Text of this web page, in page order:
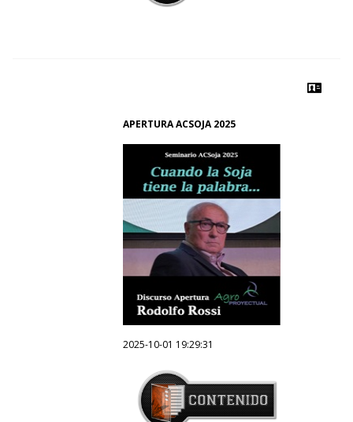
APERTURA ACSOJA 2025
2025-10-01 19:29:31